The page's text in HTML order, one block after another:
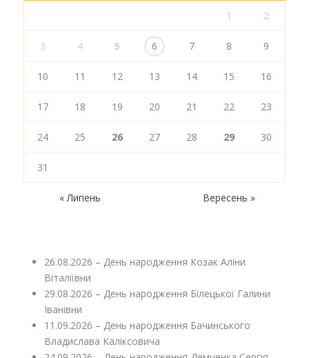
1 2
3 4 5 6 7 8 9
10 11 12 13 14 15 16
17 18 19 20 21 22 23
24 25 26 27 28 29 30
31
« Липень Вересень »
26.08.2026 – День народження Козак Аліни
Віталіївни
29.08.2026 – День народження Білецької Галини
Іванівни
11.09.2026 – День народження Бачинського
Владислава Каліксовича